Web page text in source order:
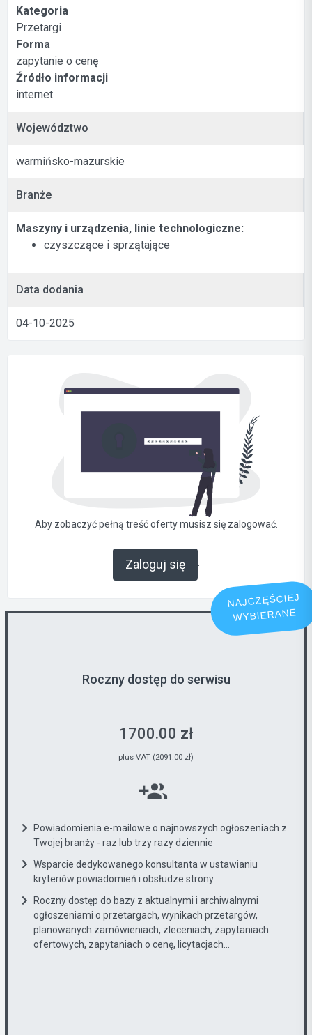
Kategoria
Przetargi
Forma
zapytanie o cenę
Źródło informacji
internet
Województwo
warmińsko-mazurskie
Branże
Maszyny i urządzenia, linie technologiczne:
czyszczące i sprzątające
Data dodania
04-10-2025
Aby zobaczyć pełną treść oferty musisz się zalogować.
Zaloguj się .
NAJCZĘŚCIEJ
WYBIERANE
Roczny dostęp do serwisu
1700.00 zł
plus VAT (2091.00 zł)
Powiadomienia e-mailowe o najnowszych ogłoszeniach z
Twojej branży - raz lub trzy razy dziennie
Wsparcie dedykowanego konsultanta w ustawianiu
kryteriów powiadomień i obsłudze strony
Roczny dostęp do bazy z aktualnymi i archiwalnymi
ogłoszeniami o przetargach, wynikach przetargów,
planowanych zamówieniach, zleceniach, zapytaniach
ofertowych, zapytaniach o cenę, licytacjach...